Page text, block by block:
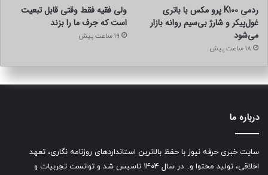
منبع:carbuzz
۲۲۷۳۲۲
منبع
ردمی K100 پرو مکس با باتری
غول‌پیکر و شارژ بی‌سیم روانه بازار
می‌شود
18 ساعت پیش
ولی فقیه فقط وقتی قابل تبعیت
است که جرف ما را بزند
19 ساعت پیش
درباره ما
سایت خبری حرفه نیوز با حفظ بالاترین استانداردهای روزنامه نگاری، تعهد
اخلاقی، تولید محتوا و.. در سال ۱۴۰۴ تاسیس شد و توانست تجربیات و